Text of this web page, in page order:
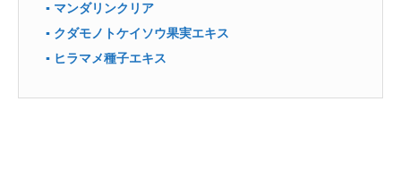
▪ マンダリンクリア
▪ クダモノトケイソウ果実エキス
▪ ヒラマメ種子エキス